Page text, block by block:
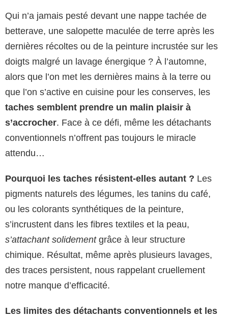
Qui n’a jamais pesté devant une nappe tachée de
betterave, une salopette maculée de terre après les
dernières récoltes ou de la peinture incrustée sur les
doigts malgré un lavage énergique ? À l’automne,
alors que l’on met les dernières mains à la terre ou
que l’on s’active en cuisine pour les conserves, les
taches semblent prendre un malin plaisir à
s’accrocher. Face à ce défi, même les détachants
conventionnels n’offrent pas toujours le miracle
attendu…
Pourquoi les taches résistent-elles autant ? Les
pigments naturels des légumes, les tanins du café,
ou les colorants synthétiques de la peinture,
s’incrustent dans les fibres textiles et la peau,
s’attachant solidementgrâce à leur structure
chimique. Résultat, même après plusieurs lavages,
des traces persistent, nous rappelant cruellement
notre manque d’efficacité.
Les limites des détachants conventionnels et les